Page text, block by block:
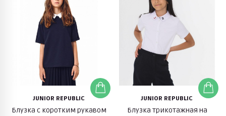
JUNIOR REPUBLIC
Блузка с коротким рукавом
JUNIOR REPUBLIC
Блузка трикотажная на